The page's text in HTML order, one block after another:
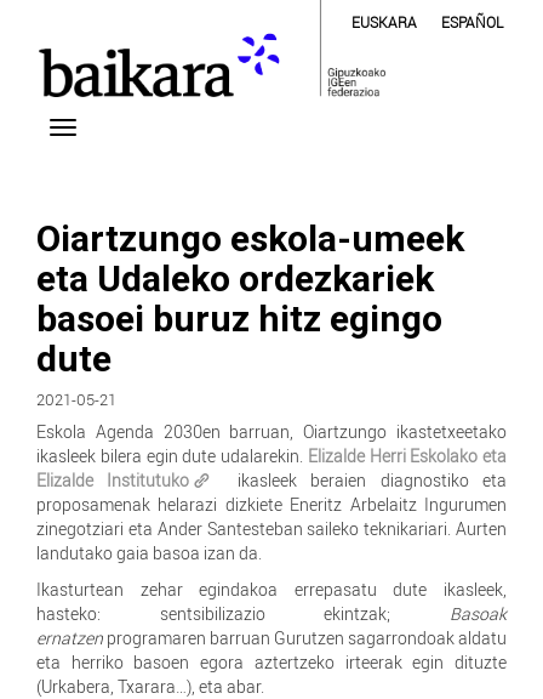
EUSKARA ESPAÑOL
Oiartzungo eskola-umeek
eta Udaleko ordezkariek
basoei buruz hitz egingo
dute
2021-05-21
Eskola Agenda 2030en barruan, Oiartzungo ikastetxeetako
ikasleek bilera egin dute udalarekin. Elizalde Herri Eskolako eta
Elizalde Institutuko
ikasleek beraien diagnostiko eta
proposamenak helarazi dizkiete Eneritz Arbelaitz Ingurumen
zinegotziari eta Ander Santesteban saileko teknikariari. Aurten
landutako gaia basoa izan da.
Ikasturtean zehar egindakoa errepasatu dute ikasleek,
hasteko: sentsibilizazio ekintzak; Basoak
ernatzen programaren barruan Gurutzen sagarrondoak aldatu
eta herriko basoen egora aztertzeko irteerak egin dituzte
(Urkabera, Txarara…), eta abar.